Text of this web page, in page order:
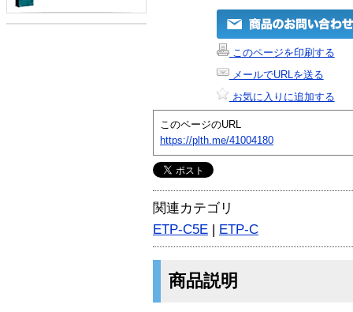
このページを印刷する
メールでURLを送る
お気に入りに追加する
このページのURL
https://plth.me/41004180
関連カテゴリ
ETP-C5E | ETP-C
商品説明